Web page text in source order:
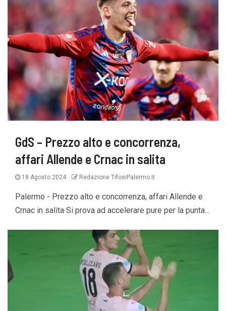
GdS – Prezzo alto e concorrenza,
affari Allende e Crnac in salita
18 Agosto 2024 Redazione TifosiPalermo.it
Palermo - Prezzo alto e concorrenza, affari Allende e
Crnac in salita Si prova ad accelerare pure per la punta...